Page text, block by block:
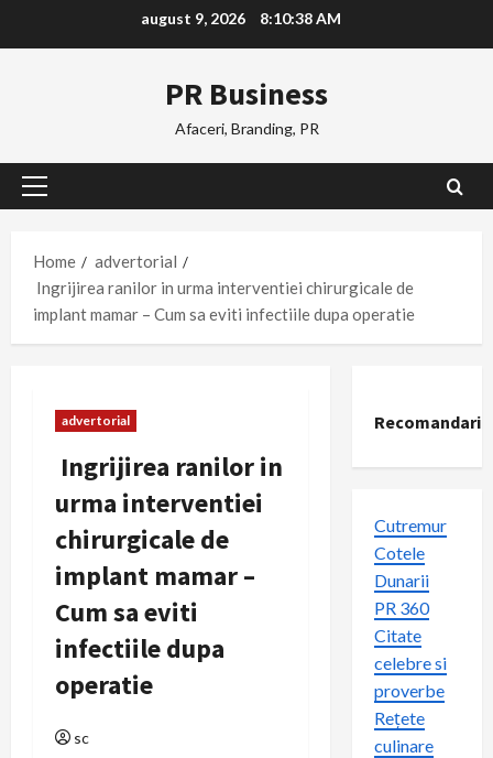
august 9, 2026 8:10:39 AM
PR Business
Afaceri, Branding, PR
Primary
Home
advertorial
Ingrijirea ranilor in urma interventiei chirurgicale de
implant mamar – Cum sa eviti infectiile dupa operatie
advertorial
Ingrijirea ranilor in
urma interventiei
chirurgicale de
implant mamar –
Cum sa eviti
infectiile dupa
operatie
sc
Recomandari
Cutremur
Cotele
Dunarii
PR 360
Citate
celebre si
proverbe
Rețete
culinare